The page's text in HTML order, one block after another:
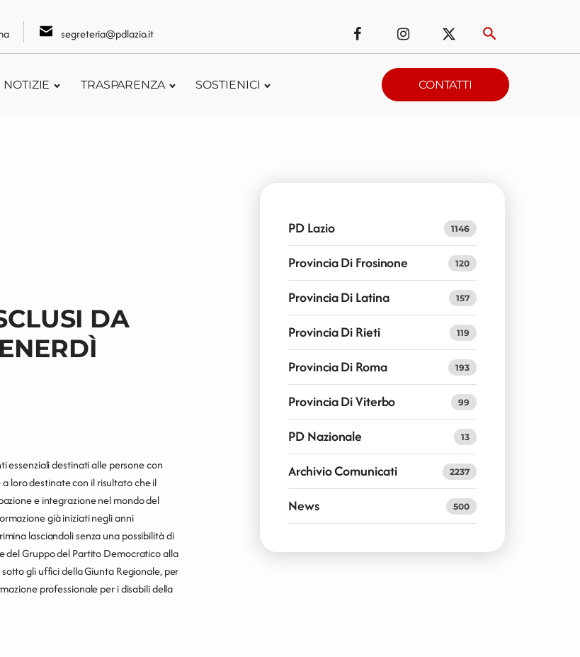
segreteria@pdlazio.it
NOTIZIE TRASPARENZA SOSTIENICI CONTATTI
DA
essenziali destinati alle persone con
loro destinate con il risultato che il
e integrazione nel mondo del
già iniziati negli anni
lasciandoli senza una possibilità di
del Gruppo del Partito Democratico alla
gli uffici della Giunta Regionale, per
professionale per i disabili della
PD Lazio 1146
Provincia Di Frosinone 120
Provincia Di Latina 157
Provincia Di Rieti 119
Provincia Di Roma 193
Provincia Di Viterbo 99
PD Nazionale 13
Archivio Comunicati 2237
News 500